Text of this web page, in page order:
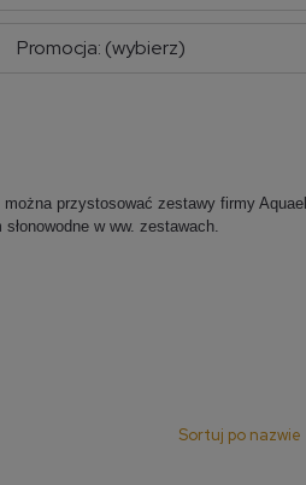
Promocja: (wybierz)
przystosować zestawy firmy
w ww. zestawach.
Sortuj po nazwie